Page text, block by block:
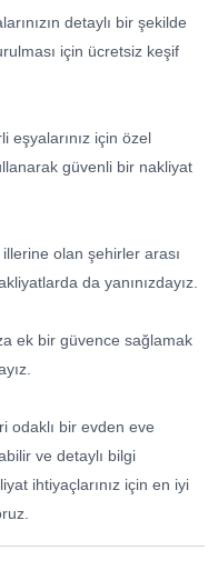
detaylı bir şekilde
için ücretsiz keşif
eşyalarınız için özel
güvenli bir nakliyat
olan şehirler arası
da yanınızdayız.
ek bir güvence sağlamak
odaklı bir evden eve
ve detaylı bilgi
ihtiyaçlarınız için en iyi